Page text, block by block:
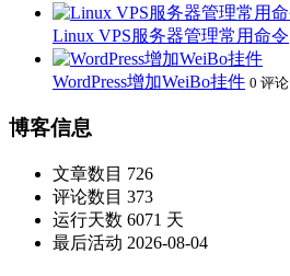
Linux VPS服务器管理常用命令
WordPress增加WeiBo挂件 0 评论
博客信息
文章数目 726
评论数目 373
运行天数 6071 天
最后活动 2026-08-04